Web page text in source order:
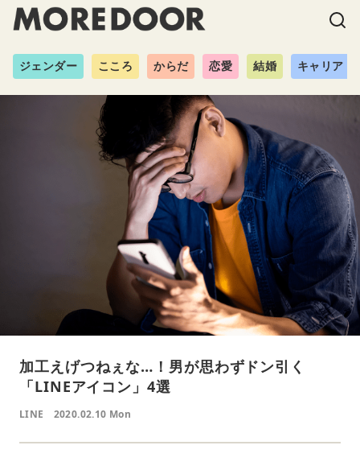
ジェンダー こころ からだ 恋愛 結婚 キャリア
加工えげつねぇな…！男が思わずドン引く
「LINEアイコン」4選
LINE 2020.02.10 Mon